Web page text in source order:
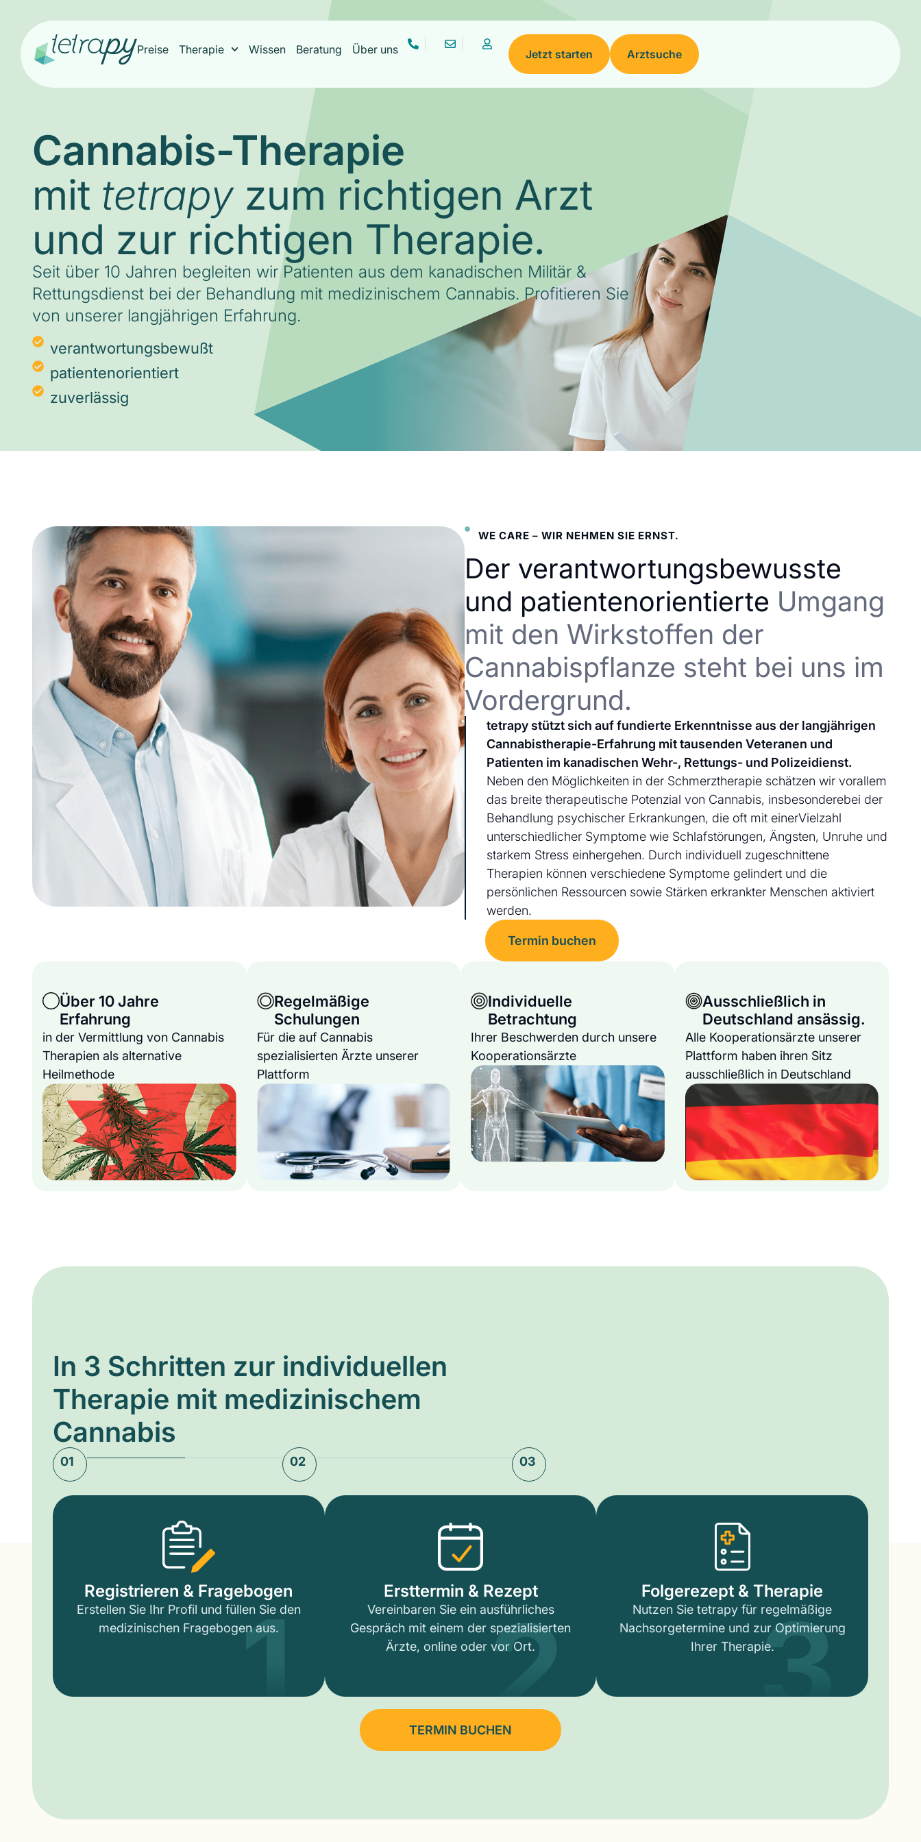
Preise Therapie Wissen Beratung Über uns Jetzt starten Arztsuche
Cannabis-Therapie
mit tetrapyzum richtigen Arzt
und zur richtigen Therapie.
Seit über 10 Jahren begleiten wir Patienten aus dem kanadischen Militär &
Rettungsdienst bei der Behandlung mit medizinischem Cannabis. Profitieren Sie
von unserer langjährigen Erfahrung.
verantwortungsbewußt
patientenorientiert
zuverlässig
WE CARE – WIR NEHMEN SIE ERNST.
Der verantwortungsbewusste
und patientenorientierte Umgang
mit den Wirkstoffen der
Cannabispflanze steht bei uns im
Vordergrund.
tetrapy stützt sich auf fundierte Erkenntnisse aus der langjährigen
Cannabistherapie-Erfahrung mit tausenden Veteranen und
Patienten im kanadischen Wehr-, Rettungs- und Polizeidienst.
Neben den Möglichkeiten in der Schmerztherapie schätzen wir vorallem
das breite therapeutische Potenzial von Cannabis, insbesonderebei der
Behandlung psychischer Erkrankungen, die oft mit einerVielzahl
unterschiedlicher Symptome wie Schlafstörungen, Ängsten, Unruhe und
starkem Stress einhergehen. Durch individuell zugeschnittene
Therapien können verschiedene Symptome gelindert und die
persönlichen Ressourcen sowie Stärken erkrankter Menschen aktiviert
werden.
Termin buchen
Über 10 Jahre
Erfahrung
in der Vermittlung von Cannabis
Therapien als alternative
Heilmethode
Regelmäßige
Schulungen
Für die auf Cannabis
spezialisierten Ärzte unserer
Plattform
Individuelle
Betrachtung
Ihrer Beschwerden durch unsere
Kooperationsärzte
Ausschließlich in
Deutschland ansässig.
Alle Kooperationsärzte unserer
Plattform haben ihren Sitz
ausschließlich in Deutschland
In 3 Schritten zur individuellen
Therapie mit medizinischem
Cannabis
01 02 03
Registrieren & Fragebogen
Erstellen Sie Ihr Profil und füllen Sie den
medizinischen Fragebogen aus.
1 Ersttermin & Rezept
Vereinbaren Sie ein ausführliches
Gespräch mit einem der spezialisierten
Ärzte, online oder vor Ort.
2 Folgerezept & Therapie
Nutzen Sie tetrapy für regelmäßige
Nachsorgetermine und zur Optimierung
Ihrer Therapie.3
TERMIN BUCHEN